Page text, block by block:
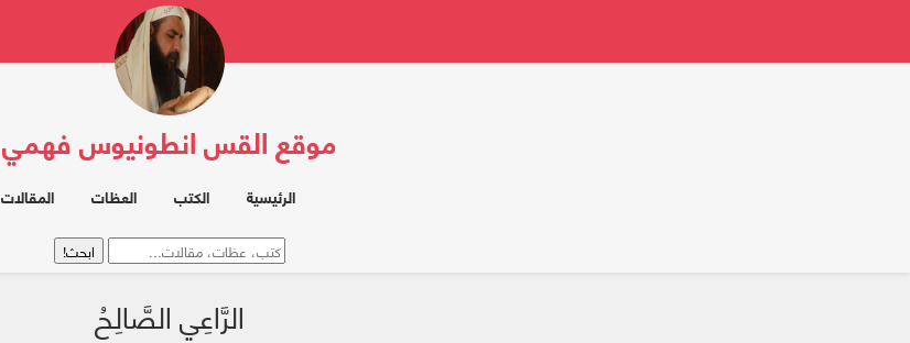
موقع القس انطونيوس فهمي
الرئيسية الكتب العظات المقالات
الرَّاعِي الصَّالِحُ